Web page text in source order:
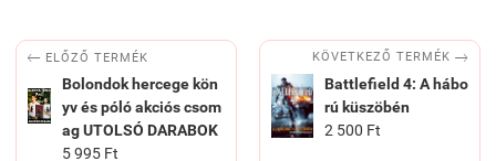
 ELŐZŐ TERMÉK
Bolondok hercege kön
yv és póló akciós csom
ag UTOLSÓ DARABOK
5 995 Ft
KÖVETKEZŐ TERMÉK 
Battlefield 4: A hábo
rú küszöbén
2 500 Ft